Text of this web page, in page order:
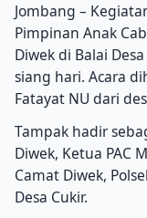
Jombang –
Pimpinan Anak
Diwek di Balai
siang hari. Acara
Fatayat NU dari
Tampak hadir
Diwek, Ketua PAC
Camat Diwek,
Desa Cukir.